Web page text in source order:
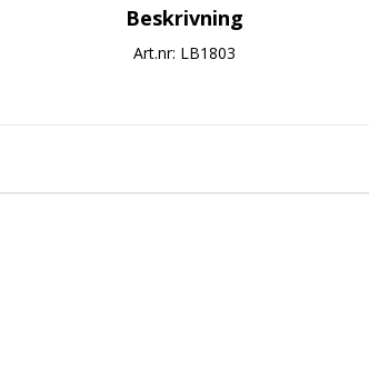
Beskrivning
Art.nr: LB1803